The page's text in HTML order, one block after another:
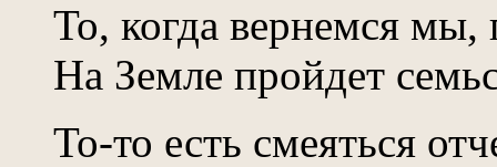
То, когда вернемся мы,
На Земле пройдет
То-то есть смеяться